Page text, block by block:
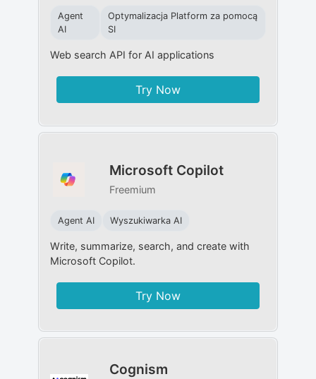
Agent
AI
Optymalizacja Platform za pomocą
SI
Web search API for AI applications
Try Now
Microsoft Copilot
Freemium
Agent AI Wyszukiwarka AI
Write, summarize, search, and create with
Microsoft Copilot.
Try Now
Cognism